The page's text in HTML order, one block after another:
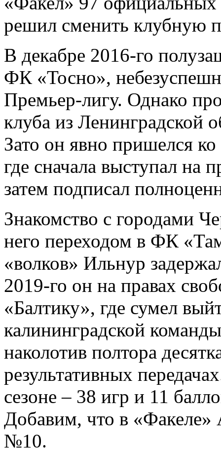
решил сменить клубную
В декабре 2016-го
ФК «Тосно»,
Премьер-лигу. Однако
клуба из Ленинградской
Зато он явно пришелся
где сначала выступал на
затем подписал
Знакомство с городами
него переходом в ФК
«волков» Ильнур
2019-го он на правах
«Балтику», где сумел
калининградской
наколотив полтора
результативных
сезоне – 38 игр и 11
Добавим, что в «Факеле»
№10.